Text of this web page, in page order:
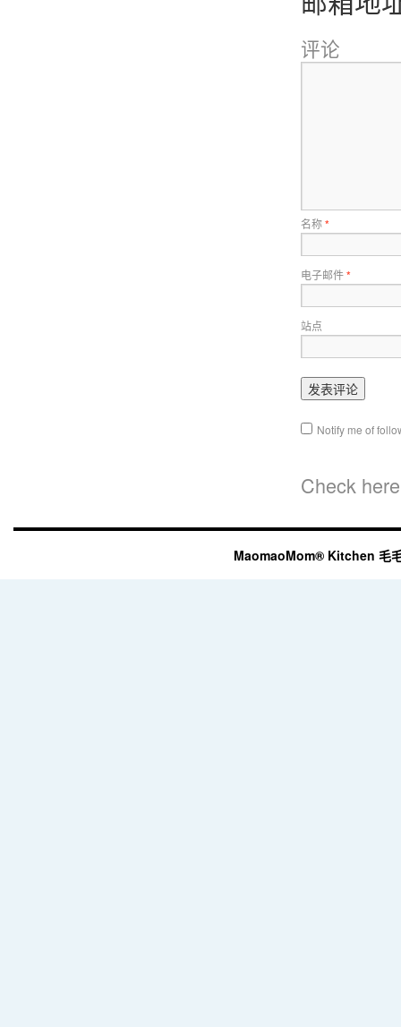
评论
名称*
电子邮件*
站点
Notify me of
Check
MaomaoMom® Kitchen 毛